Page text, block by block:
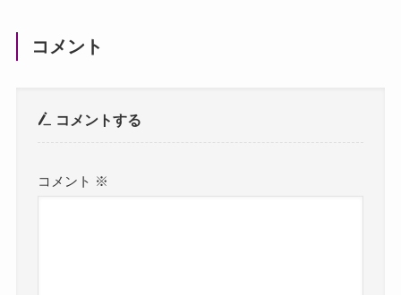
コメント
コメントする
コメント ※